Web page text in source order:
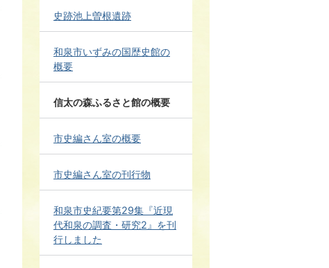
史跡池上曽根遺跡
和泉市いずみの国歴史館の
概要
信太の森ふるさと館の概要
市史編さん室の概要
市史編さん室の刊行物
和泉市史紀要第29集『近現
代和泉の調査・研究2』を刊
行しました